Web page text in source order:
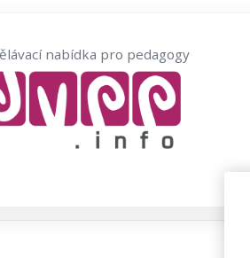
nabídka pro pedagogy